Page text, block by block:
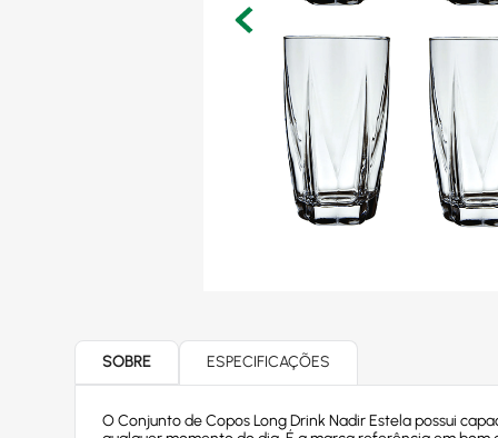
SOBRE ESPECIFICAÇÕES
O Conjunto de Copos Long Drink Nadir Estela possui